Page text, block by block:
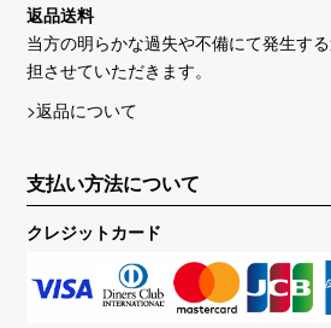
返品送料
当方の明らかな過失や不備にて発生す
担させていただきます。
>返品について
支払い方法について
クレジットカード